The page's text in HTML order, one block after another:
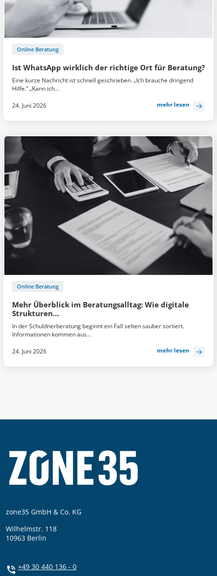
Ist WhatsApp wirklich der richtige Ort für Beratung?
Online Beratung
Eine kurze Nachricht ist schnell geschrieben. „Ich brauche dringend
Hilfe.“ „Kann ich…
24. Juni 2026 mehr lesen
Mehr Überblick im Beratungsalltag: Wie digitale
Strukturen…
Online Beratung
In der Schuldnerberatung beginnt ein Fall selten sauber sortiert.
Informationen kommen aus…
24. Juni 2026 mehr lesen
zone35 GmbH & Co. KG
Wilhelmstr. 118
10963 Berlin
+49 30 440 136 - 0